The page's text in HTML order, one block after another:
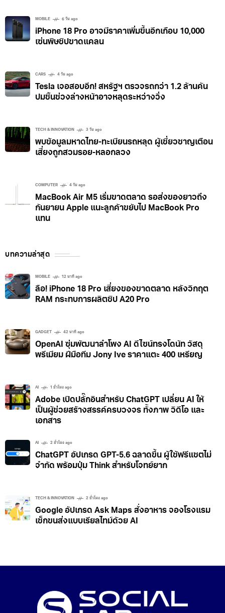
MOBILE 6 วัน ago
iPhone 18 Pro อาจมีราคาเพิ่มขึ้นอีกเกือบ 10,000
เซ่นพิษชิปขาดแคลน
CARS 4 วัน ago
Tesla เจอสอบอีก! สหรัฐฯ ตรวจรถกว่า 1.2 ล้านคัน
ปมชิ้นช่วงล่างหน้าอาจหลุดระหว่างวิ่ง
TECH & INNOVATION 3 วัน ago
พบข้อมูลมหาดไทย-ทะเบียนรถหลุด ผู้เชี่ยวชาญเตือน
เสี่ยงถูกสวมรอย-หลอกลวง
COMPUTER 4 วัน ago
MacBook Air M5 เริ่มขาดตลาด รอส่งของยาวถึง
กันยายน Apple แนะลูกค้าขยับไป MacBook Pro
แทน
บทความล่าสุด
MOBILE 12 นาที ago
ลือ! iPhone 18 Pro เสี่ยงของขาดตลาด หลังวิกฤต
RAM กระทบการผลิตชิป A20 Pro
GADGET 42 นาที ago
OpenAI ซุ่มพัฒนาลำโพง AI ดีไซน์ทรงโดนัท วัสดุ
พรีเมียม ฝีมือทีม Jony Ive ราคาแตะ 400 เหรียญ
AI 1 ชั่วโมง ago
Adobe เปิดปลั๊กอินสำหรับ ChatGPT เปลี่ยน AI ให้
เป็นผู้ช่วยสร้างสรรค์ครบวงจร ทั้งภาพ วิดีโอ และ
เอกสาร
AI 2 ชั่วโมง ago
ChatGPT อัปเกรด GPT-5.6 ฉลาดขึ้น ผู้ใช้ฟรีแชตไม่
จำกัด พร้อมปุ่ม Think สำหรับโจทย์ยาก
TECH & INNOVATION 2 ชั่วโมง ago
Google อัปเกรด Ask Maps สั่งอาหาร จองโรงแรม
เช็กขนส่งแบบเรียลไทม์ด้วย AI